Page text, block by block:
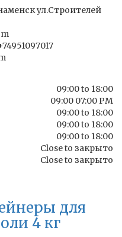
ул.Строителей
09:00 to 18:00
09:00 07:00 PM
09:00 to 18:00
09:00 to 18:00
09:00 to 18:00
Close to закрыто
Close to закрыто
для
4 кг